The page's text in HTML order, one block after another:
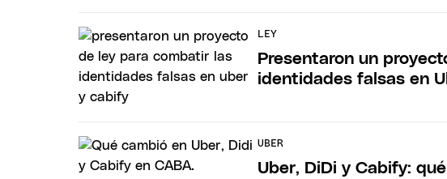
LEY
Presentaron un
identidades falsas en
UBER
Uber, DiDi y Cabify: